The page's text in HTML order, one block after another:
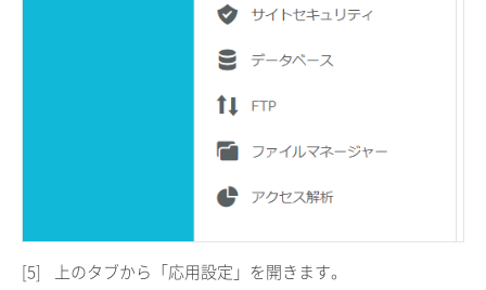
[5] 上のタブから「応用設定」を開きます。